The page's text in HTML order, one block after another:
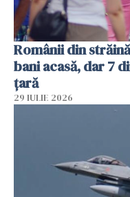
Românii din
bani acasă, dar 7
țară
29 IULIE 2026